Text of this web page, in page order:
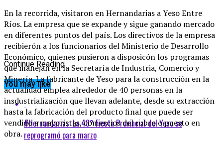
En la recorrida, visitaron en Hernandarias a Yeso Entre
Ríos. La empresa que se expande y sigue ganando mercado
en diferentes puntos del país. Los directivos de la empresa
recibierón a los funcionarios del Ministerio de Desarrollo
Económico, quienes pusieron a disposicón los programas
que manejan en la Secretaría de Industria, Comercio y
Minería. La fabricante de Yeso para la construcción en la
actualidad emplea alrededor de 40 personas en la
insdustrialización que llevan adelante, desde su extracción
hasta la fabricación del producto final que puede ser
vendido a mayoristas, comercios del rubro o puesto en
obra.
Continue Reading
You may like
#Hernandarias: La 48° Fiesta Provincial del Yeso se
reprogramó para marzo